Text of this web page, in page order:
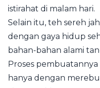
istirahat di malam hari.
Selain itu, teh sereh
dengan gaya hidup
bahan-bahan alami
Proses
hanya dengan